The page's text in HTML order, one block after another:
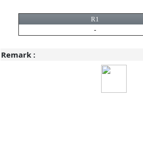
R1
-
Remark :